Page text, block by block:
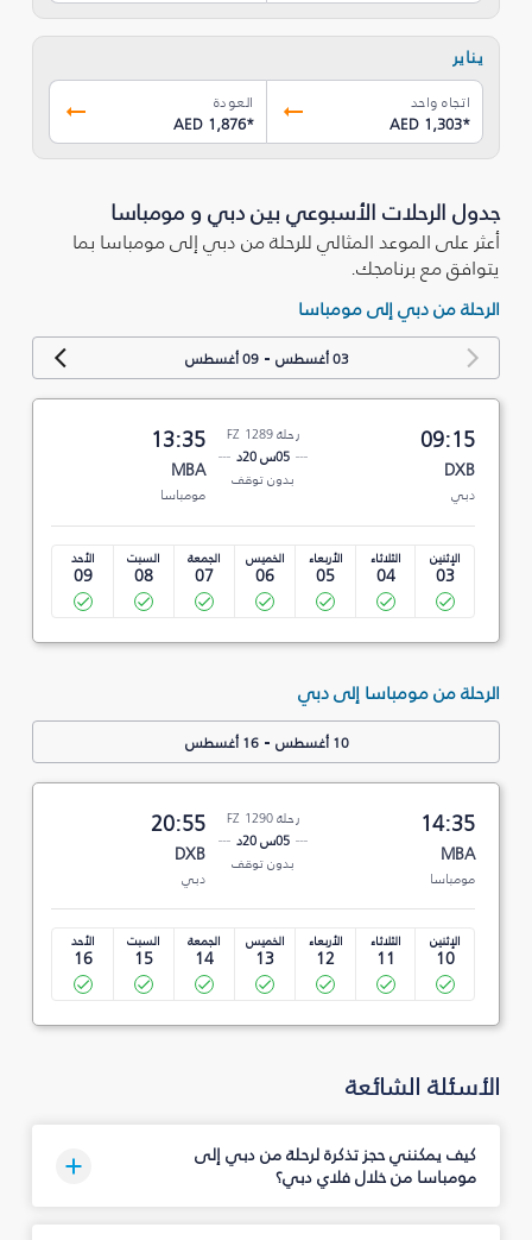
يناير
اتجاه واحد
AED 1,303*
العودة
AED 1,876*
جدول الرحلات الأسبوعي بين دبي و مومباسا
أعثر على الموعد المثالي للرحلة من دبي إلى مومباسا بما
يتوافق مع برنامجك.
الرحلة من دبي إلى مومباسا
03 أغسطس -09 أغسطس
09:15
DXB
دبي
رحلة FZ 1289
05س 20د
بدون توقف
13:35
MBA
مومباسا
الإثنين
03
الثلاثاء
04
الأربعاء
05
الخميس
06
الجمعة
07
السبت
08
الأحد
09
الرحلة من مومباسا إلى دبي
10 أغسطس -16 أغسطس
14:35
MBA
مومباسا
رحلة FZ 1290
05س 20د
بدون توقف
20:55
DXB
دبي
الإثنين
10
الثلاثاء
11
الأربعاء
12
الخميس
13
الجمعة
14
السبت
15
الأحد
16
الأسئلة الشائعة
كيف يمكنني حجز تذكرة لرحلة من دبي إلى
مومباسا من خلال فلاي دبي؟